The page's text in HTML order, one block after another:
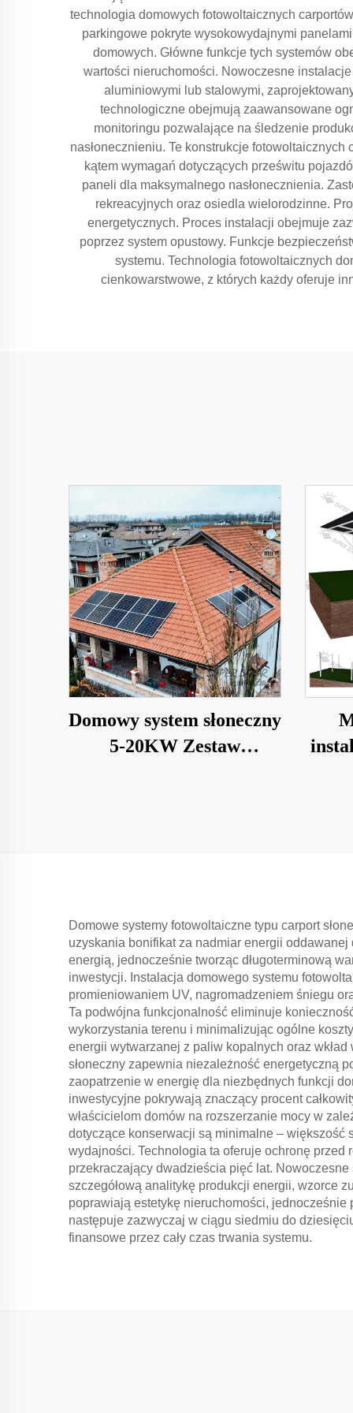
technologia domowych fotowoltaicznych
parkingowe pokryte wysokowydajnymi
domowych. Główne funkcje tych systemów
wartości nieruchomości. Nowoczesne
aluminiowymi lub stalowymi,
technologiczne obejmują zaawansowane
monitoringu pozwalające na śledzenie
nasłonecznieniu. Te konstrukcje
kątem wymagań dotyczących prześwitu
paneli dla maksymalnego nasłonecznienia.
rekreacyjnych oraz osiedla wielorodzinne.
energetycznych. Proces instalacji obejmuje
poprzez system opustowy. Funkcje
systemu. Technologia fotowoltaicznych
cienkowarstwowe, z których każdy oferuje
Domowy system słoneczny
5-20KW Zestaw
Domowe systemy fotowoltaiczne typu carport
uzyskania bonifikat za nadmiar energii
energią, jednocześnie tworząc długoterminową
inwestycji. Instalacja domowego systemu
promieniowaniem UV, nagromadzeniem śniegu
Ta podwójna funkcjonalność eliminuje
wykorzystania terenu i minimalizując ogólne
energii wytwarzanej z paliw kopalnych oraz
słoneczny zapewnia niezależność energetyczną
zaopatrzenie w energię dla niezbędnych funkcji
inwestycyjne pokrywają znaczący procent
właścicielom domów na rozszerzanie mocy w
dotyczące konserwacji są minimalne –
wydajności. Technologia ta oferuje ochronę
przekraczający dwadzieścia pięć lat.
szczegółową analitykę produkcji energii, wzorce
poprawiają estetykę nieruchomości,
następuje zazwyczaj w ciągu siedmiu do
finansowe przez cały czas trwania systemu.